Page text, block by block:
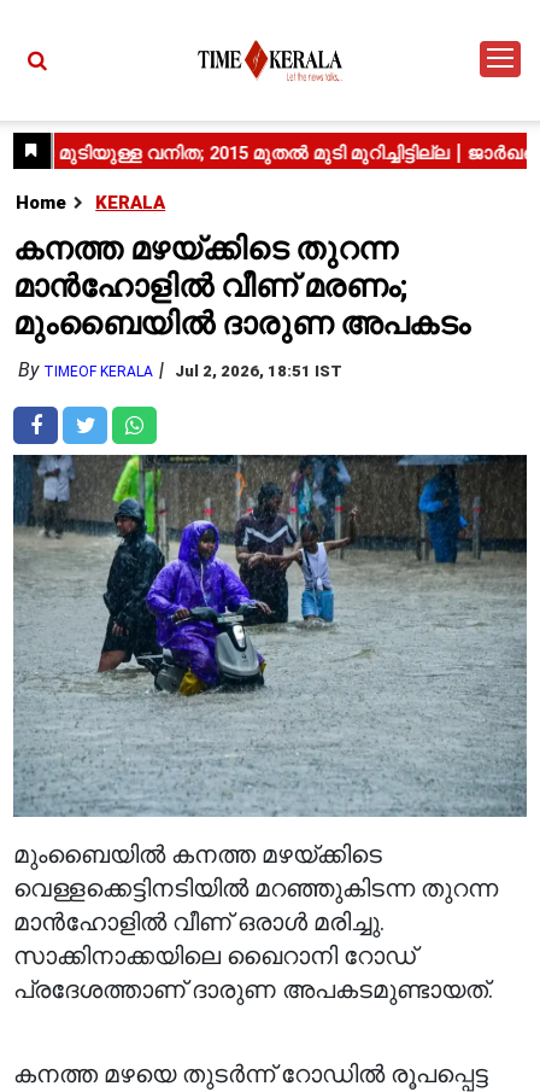
Home KERALA
കനത്ത മഴയ്ക്കിടെ തുറന്ന
മാൻഹോളിൽ വീണ് മരണം;
മുംബൈയിൽ ദാരുണ അപകടം
By TIMEOF KERALA Jul 2, 2026, 18:51 IST
മുംബൈയിൽ കനത്ത മഴയ്ക്കിടെ
വെള്ളക്കെട്ടിനടിയിൽ മറഞ്ഞുകിടന്ന തുറന്ന
മാൻഹോളിൽ വീണ് ഒരാൾ മരിച്ചു.
സാക്കിനാക്കയിലെ ഖൈറാനി റോഡ്
പ്രദേശത്താണ് ദാരുണ അപകടമുണ്ടായത്.
കനത്ത മഴയെ തുടർന്ന് റോഡിൽ രൂപപ്പെട്ട